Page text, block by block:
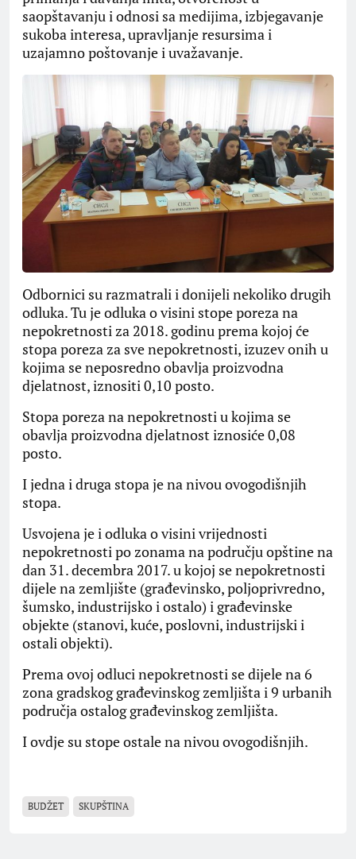
saopštavanju i odnosi sa medijima, izbjegavanje
sukoba interesa, upravljanje resursima i
uzajamno poštovanje i uvažavanje.
Odbornici su razmatrali i donijeli nekoliko drugih
odluka. Tu je odluka o visini stope poreza na
nepokretnosti za 2018. godinu prema kojoj će
stopa poreza za sve nepokretnosti, izuzev onih u
kojima se neposredno obavlja proizvodna
djelatnost, iznositi 0,10 posto.
Stopa poreza na nepokretnosti u kojima se
obavlja proizvodna djelatnost iznosiće 0,08
posto.
I jedna i druga stopa je na nivou ovogodišnjih
stopa.
Usvojena je i odluka o visini vrijednosti
nepokretnosti po zonama na području opštine na
dan 31. decembra 2017. u kojoj se nepokretnosti
dijele na zemljište (građevinsko, poljoprivredno,
šumsko, industrijsko i ostalo) i građevinske
objekte (stanovi, kuće, poslovni, industrijski i
ostali objekti).
Prema ovoj odluci nepokretnosti se dijele na 6
zona gradskog građevinskog zemljišta i 9 urbanih
područja ostalog građevinskog zemljišta.
I ovdje su stope ostale na nivou ovogodišnjih.
BUDŽET SKUPŠTINA